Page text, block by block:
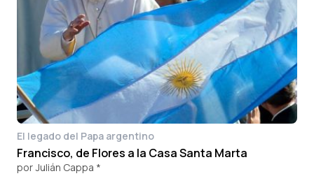
El legado del Papa argentino
Francisco, de Flores a la Casa Santa Marta
por Julián Cappa *